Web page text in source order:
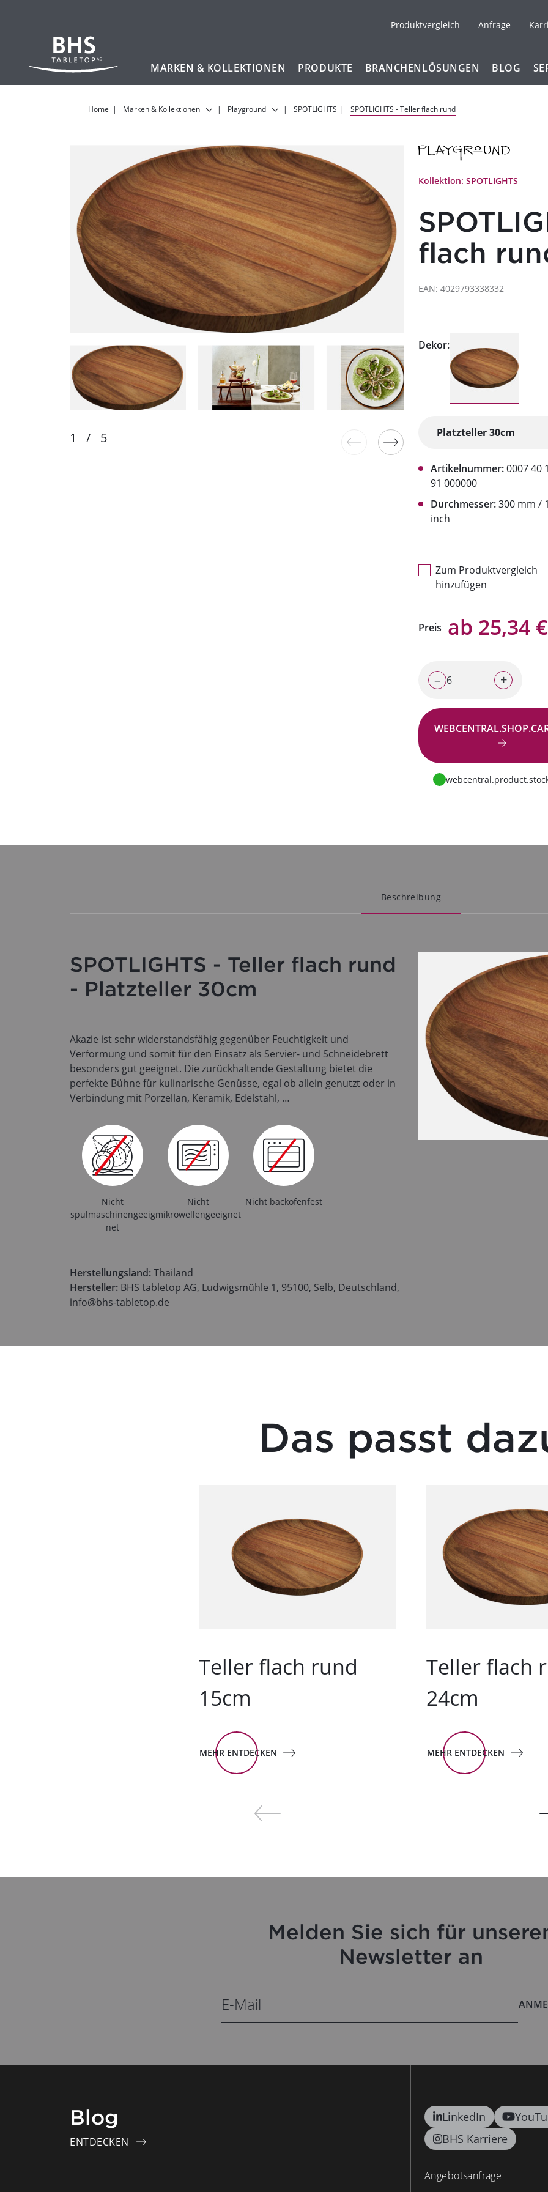
Produktvergleich Anfrage
MARKEN & KOLLEKTIONEN PRODUKTE BRANCHENLÖSUNGEN BLOG
Home Marken & Kollektionen Playground SPOTLIGHTS SPOTLIGHTS - Teller flach rund
Kollektion: SPOTLIGHTS
flach
EAN: 4029793338332
Dekor:
Artikelnummer:0007 40
91 000000
Durchmesser:300 mm /
inch
Zum Produktvergleich
hinzufügen
Preis ab 25,34 €
– +
Zur Anfrage
Beschreibung
SPOTLIGHTS - Teller flach rund
- Platzteller 30cm
Akazie ist sehr widerstandsfähig gegenüber Feuchtigkeit und
Verformung und somit für den Einsatz als Servier- und Schneidebrett
besonders gut geeignet. Die zurückhaltende Gestaltung bietet die
perfekte Bühne für kulinarische Genüsse, egal ob allein genutzt oder in
Verbindung mit Porzellan, Keramik, Edelstahl, …
Nicht
spülmaschinengeeig
net
Nicht
mikrowellengeeignet
Nicht backofenfest
Herstellungsland:Thailand
Hersteller: BHS tabletop AG, Ludwigsmühle 1, 95100, Selb, Deutschland,
info@bhs-tabletop.de
Das passt
Teller flach rund
15cm
MEHR ENTDECKEN
Teller flach
24cm
MEHR ENTDECKEN
Melden Sie sich für
Newsletter an
Blog
ENTDECKEN
LinkedIn
BHS Karriere
Angebotsanfrage